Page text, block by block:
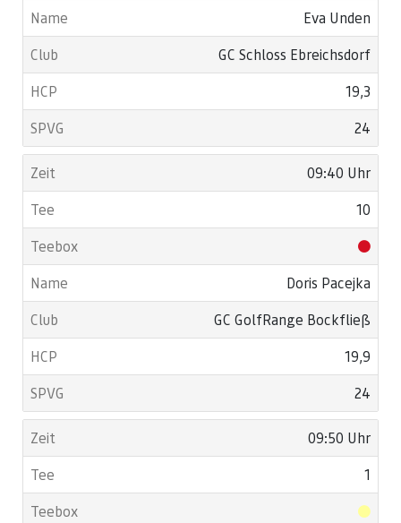
Eva Unden
GC Schloss Ebreichsdorf
19,3
24
09:40 Uhr
10
Doris Pacejka
GC GolfRange Bockfließ
19,9
24
09:50 Uhr
1